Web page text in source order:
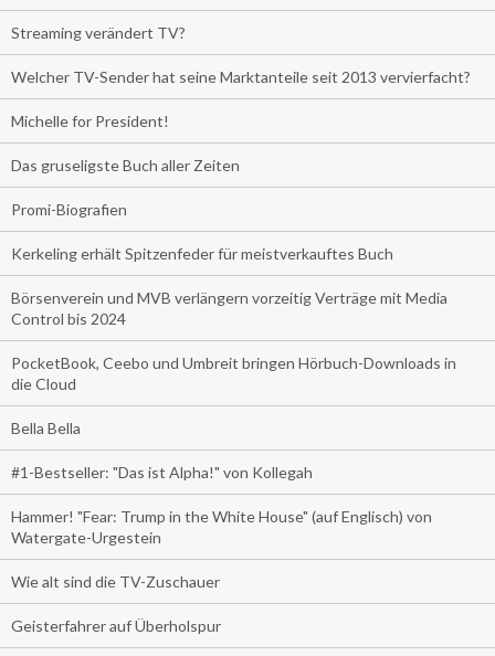
Streaming verändert TV?
Welcher TV-Sender hat seine Marktanteile seit 2013 vervierfacht?
Michelle for President!
Das gruseligste Buch aller Zeiten
Promi-Biografien
Kerkeling erhält Spitzenfeder für meistverkauftes Buch
Börsenverein und MVB verlängern vorzeitig Verträge mit Media
Control bis 2024
PocketBook, Ceebo und Umbreit bringen Hörbuch-Downloads in
die Cloud
Bella Bella
#1-Bestseller: "Das ist Alpha!" von Kollegah
Hammer! "Fear: Trump in the White House" (auf Englisch) von
Watergate-Urgestein
Wie alt sind die TV-Zuschauer
Geisterfahrer auf Überholspur